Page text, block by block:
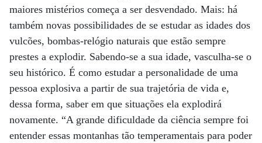
maiores mistérios começa a ser desvendado. Mais: há
também novas possibilidades de se estudar as idades dos
vulcões, bombas-relógio naturais que estão sempre
prestes a explodir. Sabendo-se a sua idade, vasculha-se o
seu histórico. É como estudar a personalidade de uma
pessoa explosiva a partir de sua trajetória de vida e,
dessa forma, saber em que situações ela explodirá
novamente. “A grande dificuldade da ciência sempre foi
entender essas montanhas tão temperamentais para poder